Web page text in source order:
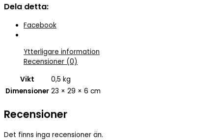
Dela detta:
Facebook
Ytterligare information
Recensioner (0)
Vikt
0,5 kg
Dimensioner 23 × 29 × 6 cm
Recensioner
Det finns inga recensioner än.